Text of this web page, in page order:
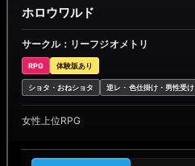
ホロウワルド
サークル：リーフジオメトリ
RPG 体験版あり
ショタ・おねショタ 逆レ・色仕掛け・男性受け
女性上位RPG